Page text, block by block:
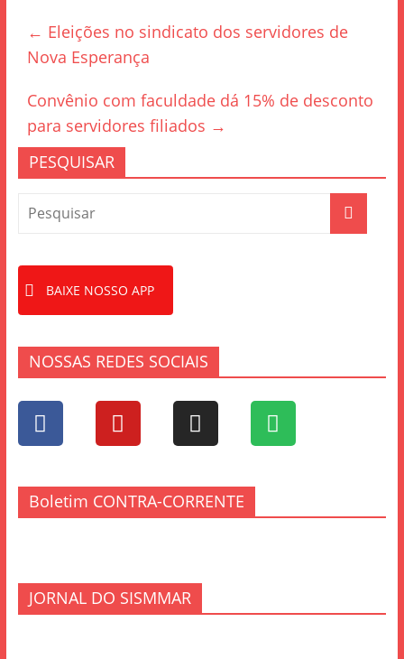
b
o
o
k
← Eleições no sindicato dos servidores de
Nova Esperança
Convênio com faculdade dá 15% de desconto
para servidores filiados →
PESQUISAR
BAIXE NOSSO APP
NOSSAS REDES SOCIAIS
Boletim CONTRA-CORRENTE
JORNAL DO SISMMAR